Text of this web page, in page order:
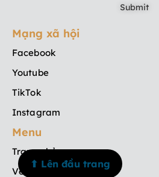
Mạng xã hội
Facebook
Youtube
TikTok
Instagram
Menu
Trang chủ
Về chúng tôi
⬆ Lên đầu trang